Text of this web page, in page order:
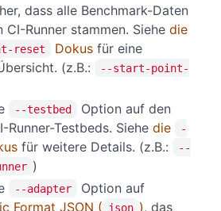
dass alle Benchmark-Daten
Runner stammen. Siehe die
reset Dokus für eine
(z.B.:
--start-point-
--testbed
Option auf den
Runner-Testbeds. Siehe die
-
für weitere Details. (z.B.:
--
)
--adapter
Option auf
Format JSON (
json ), das